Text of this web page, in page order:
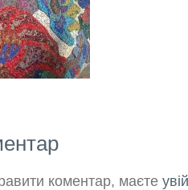
коментар, маєте